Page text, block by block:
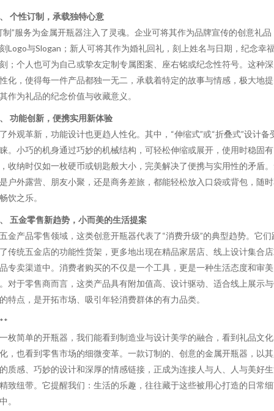
个性订制，承载独特心意
制”服务为金属开瓶器注入了灵魂。企业可将其作为品牌宣传的创意礼品
Logo与Slogan；新人可将其作为婚礼回礼，刻上姓名与日期，纪念幸
；个人也可为自己或挚友定制专属图案、座右铭或纪念性符号。这种
化，使得每一件产品都独一无二，承载着特定的故事与情感，极大地
作为礼品的纪念价值与收藏意义。
功能创新，便携实用新体验
外观革新，功能设计也更趋人性化。其中，“伸缩式”或“折叠式”设计备
。小巧的机身通过巧妙的机械结构，可轻松伸缩或展开，使用时稳固有
收纳时仅如一枚硬币或钥匙般大小，完美解决了便携与实用性的矛盾
户外露营、朋友小聚，还是商务差旅，都能轻松放入口袋或背包，随
饮之乐。
五金零售新趋势，小而美的生活提案
金产品零售领域，这类创意开瓶器代表了“消费升级”的典型趋势。它们
传统五金店的功能性货架，更多地出现在精品家居店、线上设计集合
专卖渠道中。消费者购买的不仅是一个工具，更是一种生活态度和审
对于零售商而言，这类产品具有附加值高、设计驱动、适合线上展示
特点，是开拓市场、吸引年轻消费群体的有力品类。
枚简单的开瓶器，我们能看到制造业与设计美学的融合，看到礼品文
，也看到零售市场的细微变革。一款订制的、创意的金属开瓶器，以
质感、巧妙的设计和深厚的情感链接，正成为连接人与人、人与美好
致纽带。它提醒我们：生活的乐趣，往往藏于这些被用心打造的日常
。